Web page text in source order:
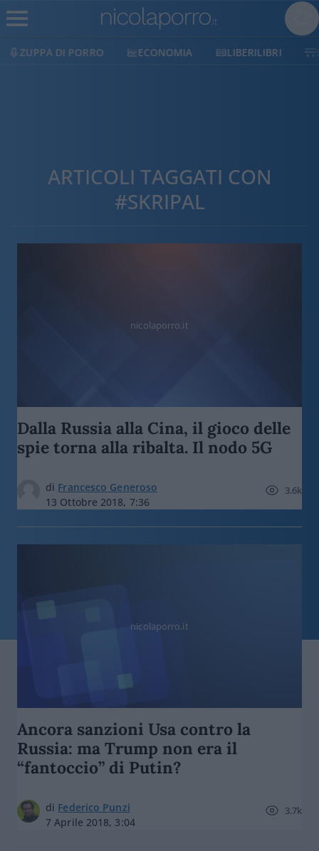
ECONOMIA LIBERILIBRI SHOP SOSTIENICI
ARTICOLI TAGGATI CON
#SKRIPAL
nicolaporro.it
Dalla Russia alla Cina, il gioco delle
spie torna alla ribalta. Il nodo 5G
di Francesco Generoso
13 Ottobre 2018, 7:36
3.6k
nicolaporro.it
Ancora sanzioni Usa contro la
Russia: ma Trump non era il
“fantoccio” di Putin?
di Federico Punzi
7 Aprile 2018, 3:04
3.7k